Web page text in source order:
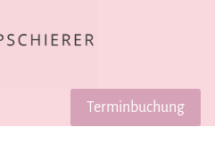
Terminbuchung